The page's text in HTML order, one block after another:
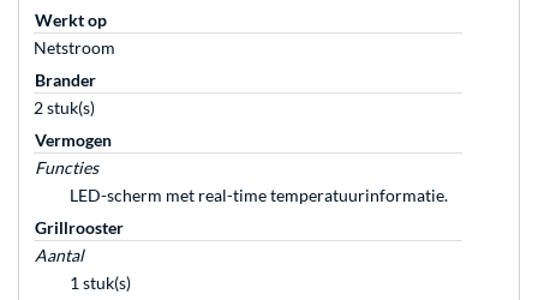
Werkt op
Netstroom
Brander
2 stuk(s)
Vermogen
Functies
LED-scherm met real-time temperatuurinformatie.
Grillrooster
Aantal
1 stuk(s)